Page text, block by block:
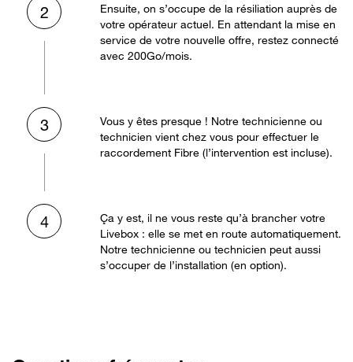
2
Ensuite, on s’occupe de la résiliation auprès de
votre opérateur actuel. En attendant la mise en
service de votre nouvelle offre, restez connecté
avec 200Go/mois.
3
Vous y êtes presque ! Notre technicienne ou
technicien vient chez vous pour effectuer le
raccordement Fibre (l’intervention est incluse).
4
Ça y est, il ne vous reste qu’à brancher votre
Livebox : elle se met en route automatiquement.
Notre technicienne ou technicien peut aussi
s’occuper de l’installation (en option).